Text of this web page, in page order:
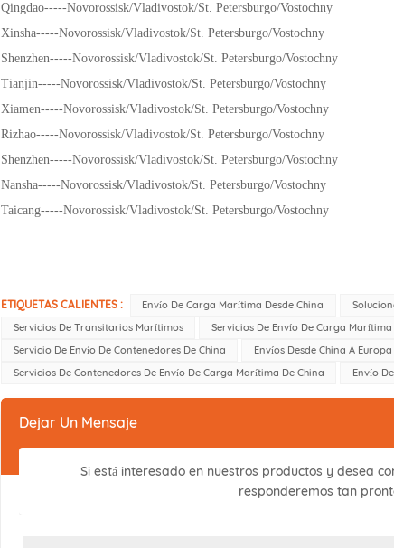
Qingdao-----Novorossisk/Vladivostok/St. Petersburgo/Vostochny
Xinsha-----Novorossisk/Vladivostok/St. Petersburgo/Vostochny
Shenzhen-----Novorossisk/Vladivostok/St. Petersburgo/Vostochny
Tianjin-----Novorossisk/Vladivostok/St. Petersburgo/Vostochny
Xiamen-----Novorossisk/Vladivostok/St. Petersburgo/Vostochny
Rizhao-----Novorossisk/Vladivostok/St. Petersburgo/Vostochny
Shenzhen-----Novorossisk/Vladivostok/St. Petersburgo/Vostochny
Nansha-----Novorossisk/Vladivostok/St. Petersburgo/Vostochny
Taicang-----Novorossisk/Vladivostok/St. Petersburgo/Vostochny
ETIQUETAS CALIENTES : Envío De Carga Marítima Desde China
Servicios De Transitarios Marítimos
Servicios De Envío De Carga Marítima
Servicio De Envío De Contenedores De China
Envíos Desde China A Europa
Servicios De Contenedores De Envío De Carga Marítima De China
Envío
Dejar Un Mensaje
Si está interesado en nuestros productos y desea
responderemos tan